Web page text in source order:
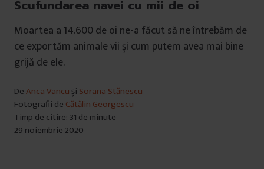
Scufundarea navei cu mii de oi
Moartea a 14.600 de oi ne-a făcut să ne întrebăm de
ce exportăm animale vii și cum putem avea mai bine
grijă de ele.
DeAnca Vancu și Sorana Stănescu
Fotografii de Cătălin Georgescu
Timp de citire: 31 de minute
29 noiembrie 2020